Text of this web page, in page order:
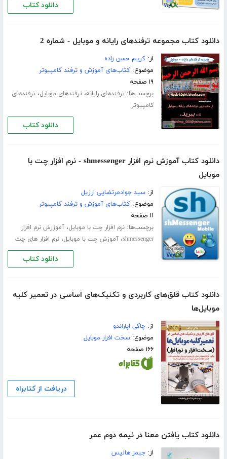
دانلود کتاب
دانلود کتاب مجموعه ترفندهای رایانه و موبایل - شماره 2
از:کریم حسن زاده
موضوع:کتاب‌های آموزش و ترفند کامپیوتر
۱۹ صفحه
برچسب‌ها: ترفندهای رایانه، ترفندهای موبایل، ترفندهای
کامپیوتر
دانلود کتاب
دانلود کتاب آموزش نرم افزار shmessenger - نرم افزار چت با
موبایل
از:سید جوادمرتضایی ارزیل
موضوع:کتاب‌های آموزش و ترفند کامپیوتر
۱۱ صفحه
برچسب‌ها:نرم افزار چت با موبایل،آموزرش نرم افزار
shmessenger،آموزش چت با موبایل،نرم افزار های چت
دانلود کتاب
دانلود کتاب قلق‌های کاربردی و تکنیک‌های اساسی در تعمیر کلیه
موبایل‌ها
از:چاکی اپاراندو
موضوع:سخت افزار موبایل
۱۶۶ صفحه
دریافت از کتابراه
دانلود کتاب یافتن معنا در نیمه دوم عمر
از:جیمز هالیس